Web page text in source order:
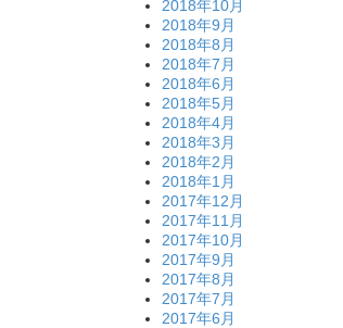
2018年10月
2018年9月
2018年8月
2018年7月
2018年6月
2018年5月
2018年4月
2018年3月
2018年2月
2018年1月
2017年12月
2017年11月
2017年10月
2017年9月
2017年8月
2017年7月
2017年6月